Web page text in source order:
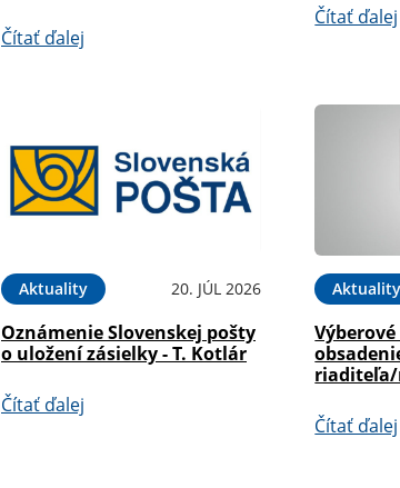
Čítať ďalej
Čítať ďalej
Aktuality 20. JÚL 2026
Oznámenie Slovenskej pošty
o uložení zásielky - T. Kotlár
Čítať ďalej
Aktuality
Čítať ďalej